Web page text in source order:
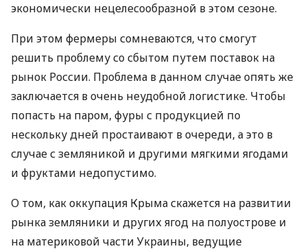
экономически нецелесообразной в этом сезоне.
При этом фермеры сомневаются, что смогут
решить проблему со сбытом путем поставок на
рынок России. Проблема в данном случае опять же
заключается в очень неудобной логистике. Чтобы
попасть на паром, фуры с продукцией по
нескольку дней простаивают в очереди, а это в
случае с земляникой и другими мягкими ягодами
и фруктами недопустимо.
О том, как оккупация Крыма скажется на развитии
рынка земляники и других ягод на полуострове и
на материковой части Украины, ведущие